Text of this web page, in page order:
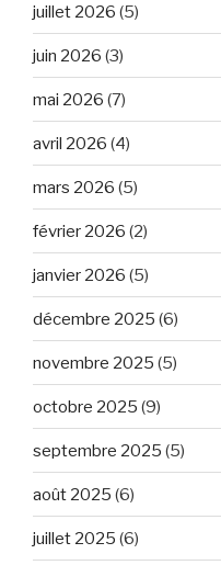
juillet 2026 (5)
juin 2026 (3)
mai 2026 (7)
avril 2026 (4)
mars 2026 (5)
février 2026 (2)
janvier 2026 (5)
décembre 2025 (6)
novembre 2025 (5)
octobre 2025 (9)
septembre 2025 (5)
août 2025 (6)
juillet 2025 (6)